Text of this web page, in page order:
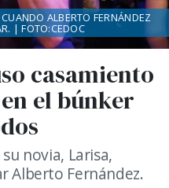
casamiento
el búnker
novia, Larisa,
Alberto Fernández.
ALBERTO FERNÁNDEZ
| FOTO:CEDOC